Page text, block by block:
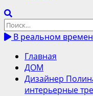
Найти:
В реальном
Главная
ДОМ
Дизайнер
интерьерные